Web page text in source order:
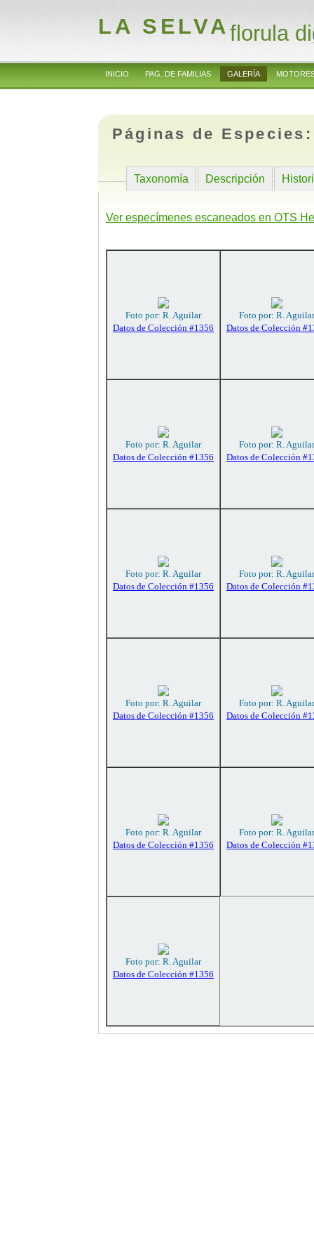
LA SELVAflorula
INICIO PAG. DE FAMILIAS GALERÍA
Páginas de
Taxonomía Descripción
Ver especímenes escaneados en OTS
Foto por: R. Aguilar
Datos de Colección #1356
Foto por: R. Aguilar
Datos de Colección
Foto por: R. Aguilar
Datos de Colección #1356
Foto por: R. Aguilar
Datos de Colección
Foto por: R. Aguilar
Datos de Colección #1356
Foto por: R. Aguilar
Datos de Colección
Foto por: R. Aguilar
Datos de Colección #1356
Foto por: R. Aguilar
Datos de Colección
Foto por: R. Aguilar
Datos de Colección #1356
Foto por: R. Aguilar
Datos de Colección
Foto por: R. Aguilar
Datos de Colección #1356